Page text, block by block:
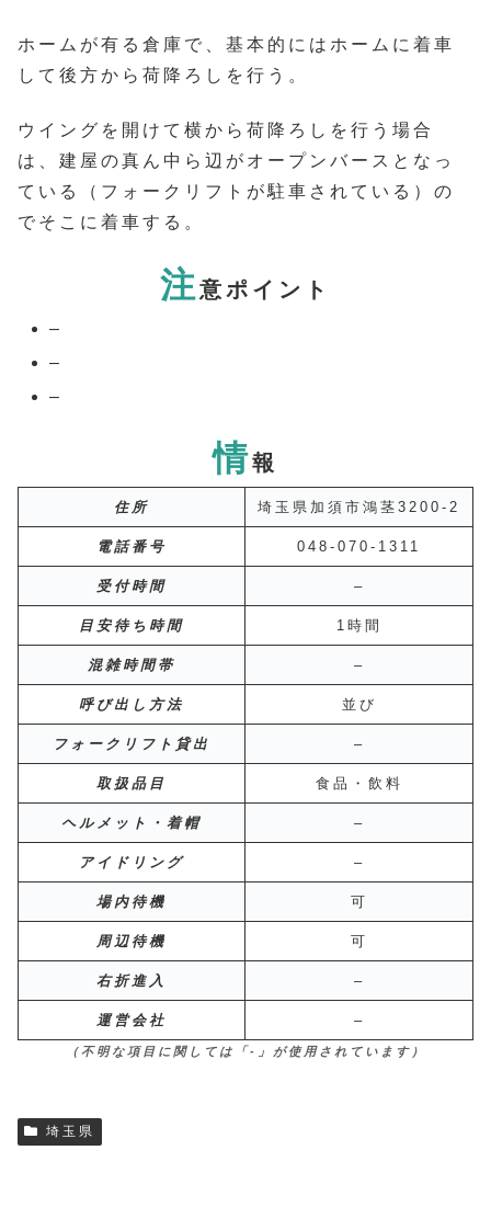
ホームが有る倉庫で、基本的にはホームに着車
して後方から荷降ろしを行う。
ウイングを開けて横から荷降ろしを行う場合
は、建屋の真ん中ら辺がオープンバースとなっ
ている（フォークリフトが駐車されている）の
でそこに着車する。
注 意ポイント
–
–
–
情報
住所 埼玉県加須市鴻茎3200-2
電話番号 048-070-1311
受付時間 –
目安待ち時間 1時間
混雑時間帯 –
呼び出し方法 並び
フォークリフト貸出 –
取扱品目 食品・飲料
ヘルメット・着帽 –
アイドリング –
場内待機 可
周辺待機 可
右折進入 –
運営会社 –
（不明な項目に関しては「-」が使用されています）
埼玉県